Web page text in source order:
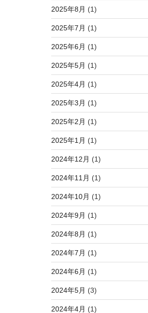
2025年8月 (1)
2025年7月 (1)
2025年6月 (1)
2025年5月 (1)
2025年4月 (1)
2025年3月 (1)
2025年2月 (1)
2025年1月 (1)
2024年12月 (1)
2024年11月 (1)
2024年10月 (1)
2024年9月 (1)
2024年8月 (1)
2024年7月 (1)
2024年6月 (1)
2024年5月 (3)
2024年4月 (1)